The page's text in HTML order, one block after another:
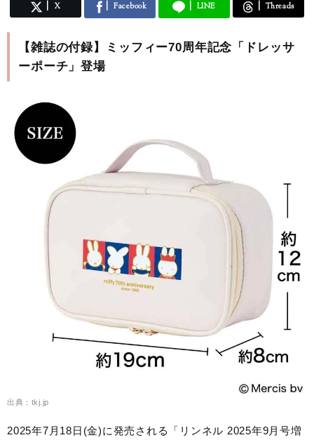
X Facebook LINE Threads
【雑誌の付録】ミッフィー70周年記念「ドレッサ
ーポーチ」登場
出典：tkj.jp
2025年7月18日(金)に発売される「リンネル 2025年9月号増